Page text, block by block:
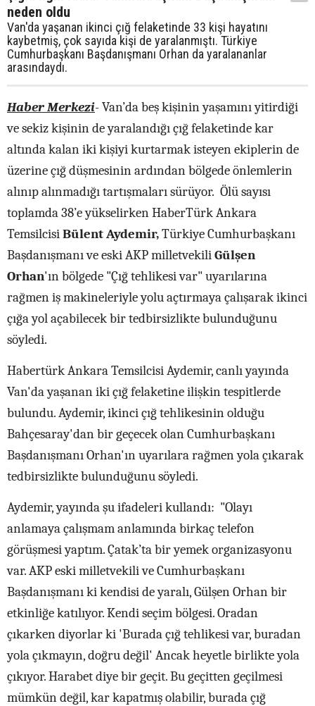
neden oldu
Van'da yaşanan ikinci çığ felaketinde 33 kişi hayatını
kaybetmiş, çok sayıda kişi de yaralanmıştı. Türkiye
Cumhurbaşkanı Başdanışmanı Orhan da yaralananlar
arasındaydı.
Haber Merkezi-Van’da beş kişinin yaşamını yitirdiği
ve sekiz kişinin de yaralandığı çığ felaketinde kar
altında kalan iki kişiyi kurtarmak isteyen ekiplerin de
üzerine çığ düşmesinin ardından bölgede önlemlerin
alınıp alınmadığı tartışmaları sürüyor. Ölü sayısı
toplamda 38’e yükselirken HaberTürk Ankara
TemsilcisiBülent Aydemir,Türkiye Cumhurbaşkanı
Başdanışmanı ve eski AKP milletvekiliGülşen
Orhan'ın bölgede "Çığ tehlikesi var" uyarılarına
rağmen iş makineleriyle yolu açtırmaya çalışarak ikinci
çığa yol açabilecek bir tedbirsizlikte bulunduğunu
söyledi.
Habertürk Ankara Temsilcisi Aydemir, canlı yayında
Van'da yaşanan iki çığ felaketine ilişkin tespitlerde
bulundu. Aydemir, ikinci çığ tehlikesinin olduğu
Bahçesaray'dan bir geçecek olan Cumhurbaşkanı
Başdanışmanı Orhan'ın uyarılara rağmen yola çıkarak
tedbirsizlikte bulunduğunu söyledi.
Aydemir, yayında şu ifadeleri kullandı: "Olayı
anlamaya çalışmam anlamında birkaç telefon
görüşmesi yaptım. Çatak’ta bir yemek organizasyonu
var. AKP eski milletvekili ve Cumhurbaşkanı
Başdanışmanı ki kendisi de yaralı, Gülşen Orhan bir
etkinliğe katılıyor. Kendi seçim bölgesi. Oradan
çıkarken diyorlar ki 'Burada çığ tehlikesi var, buradan
yola çıkmayın, doğru değil' Ancak heyetle birlikte yola
çıkıyor. Harabet diye bir geçit. Bu geçitten geçilmesi
mümkün değil, kar kapatmış olabilir, burada çığ